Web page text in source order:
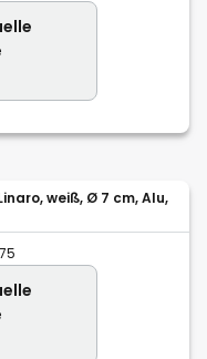
weiß, Ø 7 cm, Alu,